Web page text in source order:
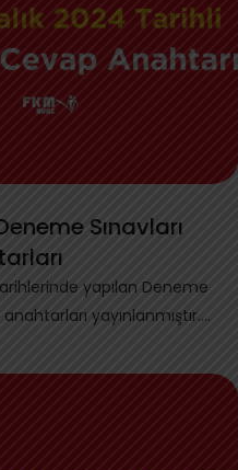
Sınavları
yapılan Deneme
yayınlanmıştır.